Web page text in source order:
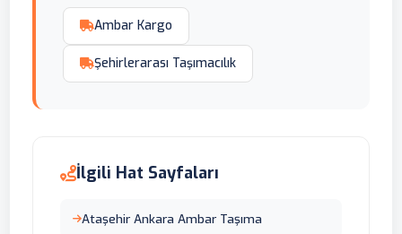
Ambar Kargo
Şehirlerarası Taşımacılık
İlgili Hat Sayfaları
Ataşehir Ankara Ambar Taşıma